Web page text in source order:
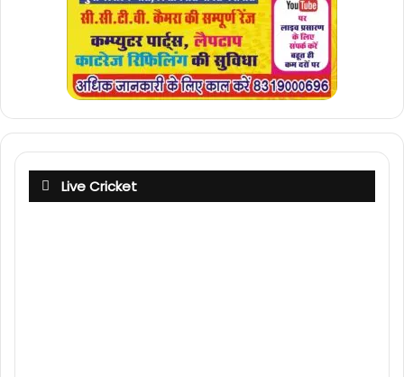
Live Cricket